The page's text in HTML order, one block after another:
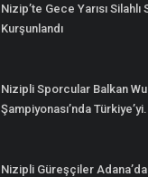
Nizip’te Gece Yarısı Silahlı
Kurşunlandı
Nizipli Sporcular Balkan
Şampiyonası’nda Türkiye’yi...
Nizipli Güreşçiler